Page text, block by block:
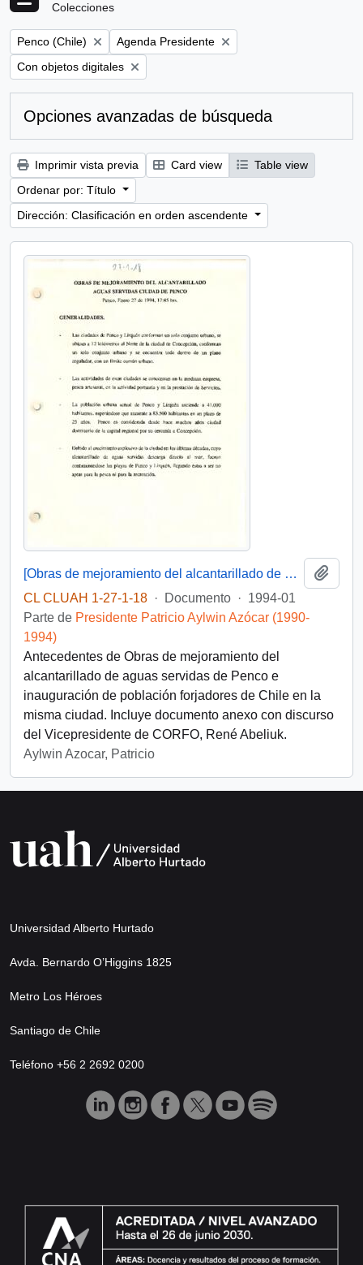
Colecciones
Remove filter:
Penco (Chile) Remove filter:
Agenda Presidente
Remove filter:
Con objetos digitales
Opciones avanzadas de búsqueda
Imprimir vista previa Card view
Table view
Ordenar por: Título
Dirección: Clasificación en orden ascendente
[Obras de mejoramiento del alcantarillado de aguas servidas de Penco e inauguración de población forjadores de Chile-Penco]
CL CLUAH 1-27-1-18 · Documento · 1994-01
Parte de Presidente Patricio Aylwin Azócar (1990-
1994)
Antecedentes de Obras de mejoramiento del
alcantarillado de aguas servidas de Penco e
inauguración de población forjadores de Chile en la
misma ciudad. Incluye documento anexo con discurso
del Vicepresidente de CORFO, René Abeliuk.
Aylwin Azocar, Patricio
Universidad Alberto Hurtado
Avda. Bernardo O’Higgins 1825
Metro Los Héroes
Santiago de Chile
Teléfono +56 2 2692 0200